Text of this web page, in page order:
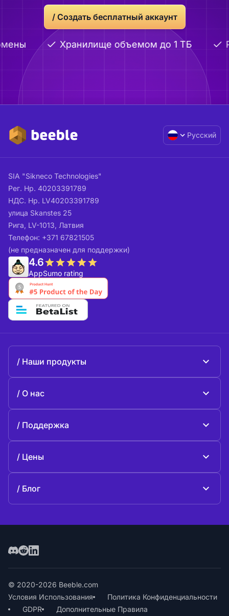
/ Создать бесплатный аккаунт
Хранилище объемом до 1 ТБ
Русский
SIA "Sikneco Technologies"
Рег. Нр. 40203391789
НДС. Нр. LV40203391789
улица Skanstes 25
Рига, LV-1013, Латвия
Телефон: +371 67821505
(не предназначен для поддержки)
4.6
AppSumo rating
Наши продукты
О нас
История
Поддержка
Свяжитесь с нами
Цены
Блог
© 2020-2026 Beeble.com
Условия Использования
Политика Конфиденциальности
GDPR
Дополнительные Правила